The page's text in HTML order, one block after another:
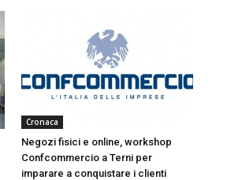
Cronaca
Negozi fisici e online, workshop
Confcommercio a Terni per
imparare a conquistare i clienti